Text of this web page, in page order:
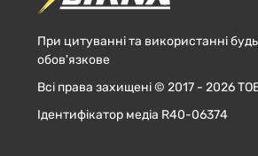
При цитуванні та використанні
обов'язкове
Всі права захищені © 2017 - 2026
Ідентифікатор медіа R40-06374